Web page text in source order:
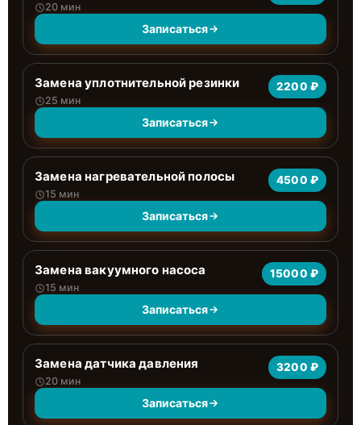
20 мин
Записаться
Замена уплотнительной резинки
25 мин
2200 ₽
Записаться
Замена нагревательной полосы
15 мин
4500 ₽
Записаться
Замена вакуумного насоса
15 мин
15000 ₽
Записаться
Замена датчика давления
20 мин
3200 ₽
Записаться